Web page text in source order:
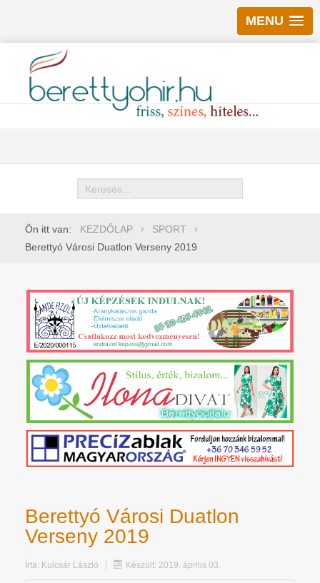
MENU
Keresés
Ön itt van: KEZDŐLAP
SPORT
Berettyó Városi Duatlon Verseny 2019
Berettyó Városi Duatlon
Verseny 2019
Írta: Kulcsár László Készült: 2019. április 03.